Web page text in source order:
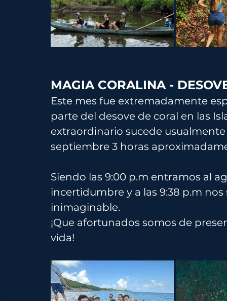
MAGIA CORALINA -
Este mes fue extremadamente
parte del desove de coral en las
extraordinario sucede
septiembre 3 horas
Siendo las 9:00 p.m entramos al
incertidumbre y a las 9:38 p.m
inimaginable.
¡Que afortunados somos de
vida!